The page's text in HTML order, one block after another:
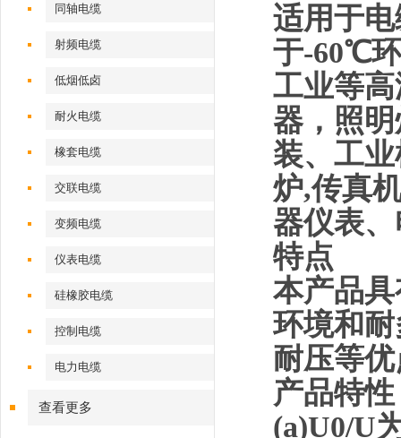
同轴电缆
射频电缆
低烟低卤
耐火电缆
橡套电缆
交联电缆
变频电缆
仪表电缆
硅橡胶电缆
控制电缆
电力电缆
查看更多
适用于
于-60℃
工业等
器，照
装、工
炉,传真
器仪表
特点
本产品
环境和
耐压等
产品特性
(a)U0/U